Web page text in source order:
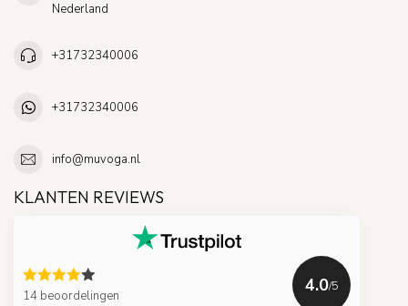
Nederland
+31732340006
+31732340006
info@muvoga.nl
KLANTEN REVIEWS
14 beoordelingen 4.0/5